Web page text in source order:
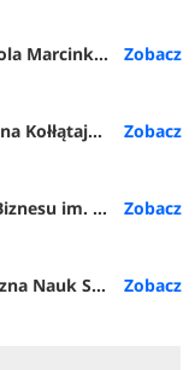
w Poznaniu
w Krakowie
w Gdyni
w Warszawie